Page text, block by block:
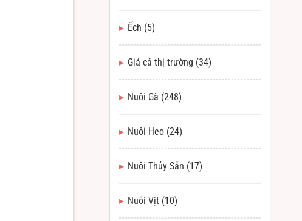
Ếch (5)
Giá cả thị trường (34)
Nuôi Gà (248)
Nuôi Heo (24)
Nuôi Thủy Sản (17)
Nuôi Vịt (10)